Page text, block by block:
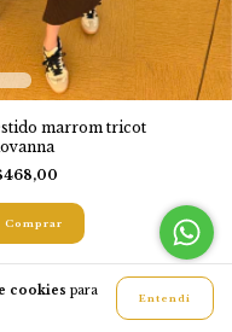
cookies para
Entendi
marrom tricot
Comprar